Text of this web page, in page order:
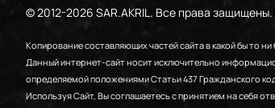
© 2012-2026 SAR.AKRIL. Все права
Копирование составляющих частей сайта в какой бы то
Данный интернет-сайт носит исключительно
определяемой положениями Статьи 437 Гражданского
Используя Сайт, Вы соглашаетесь с принятием на себя